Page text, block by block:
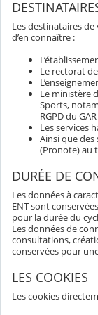
Les destinataires
d’en connaître :
Le rectorat
Le ministère
Sports,
RGPD du
Les services
Ainsi que
(Pronote) au
DURÉE DE
Les données à
ENT sont
pour la durée du
Les données de
consultations,
conservées pour
LES COOKIES
Les cookies